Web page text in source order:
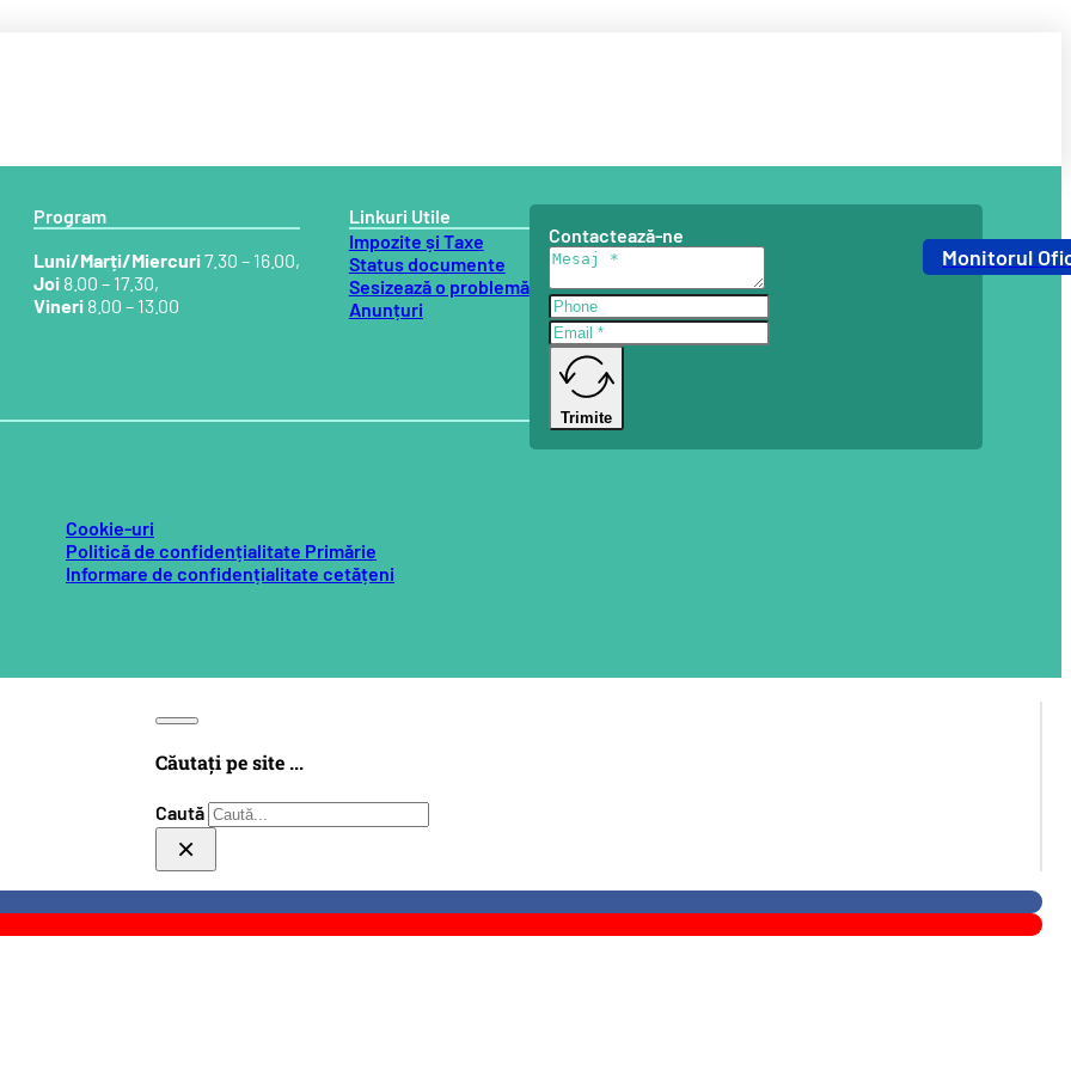
Căutați pe site ...
Caută
×
Monitorul
Program
Luni/Marți/Miercuri7.30 – 16.00,
Joi8.00 – 17.30,
Vineri8.00 – 13.00
Linkuri Utile
Impozite și Taxe
Status documente
Sesizează o problemă
Anunțuri
Cookie-uri
Politică de confidențialitate Primărie
Informare de confidențialitate cetățeni
Contactează-ne
Trimite